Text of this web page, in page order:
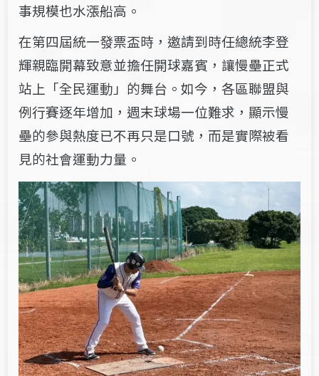
事規模也水漲船高。
在第四屆統一發票盃時，邀請到時任總統李登
輝親臨開幕致意並擔任開球嘉賓，讓慢壘正式
站上「全民運動」的舞台。如今，各區聯盟與
例行賽逐年增加，週末球場一位難求，顯示慢
壘的參與熱度已不再只是口號，而是實際被看
見的社會運動力量。